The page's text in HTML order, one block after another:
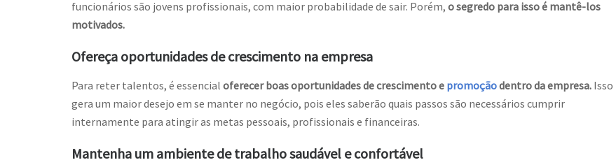
funcionários são jovens profissionais, com maior probabilidade de sair. Porém, o segredo para isso é mantê-los
motivados.
Ofereça oportunidades de crescimento na empresa
Para reter talentos, é essencial oferecer boas oportunidades de crescimento e promoçãodentro da empresa. Isso
gera um maior desejo em se manter no negócio, pois eles saberão quais passos são necessários cumprir
internamente para atingir as metas pessoais, profissionais e financeiras.
Mantenha um ambiente de trabalho saudável e confortável